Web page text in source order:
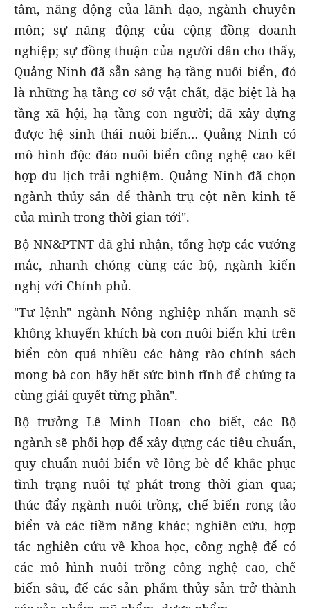
tâm, năng động của lãnh đạo, ngành chuyên
môn; sự năng động của cộng đồng doanh
nghiệp; sự đồng thuận của người dân cho thấy,
Quảng Ninh đã sẵn sàng hạ tầng nuôi biển, đó
là những hạ tầng cơ sở vật chất, đặc biệt là hạ
tầng xã hội, hạ tầng con người; đã xây dựng
được hệ sinh thái nuôi biển… Quảng Ninh có
mô hình độc đáo nuôi biển công nghệ cao kết
hợp du lịch trải nghiệm. Quảng Ninh đã chọn
ngành thủy sản để thành trụ cột nền kinh tế
của mình trong thời gian tới".
Bộ NN&PTNT đã ghi nhận, tổng hợp các vướng
mắc, nhanh chóng cùng các bộ, ngành kiến
nghị với Chính phủ.
"Tư lệnh" ngành Nông nghiệp nhấn mạnh sẽ
không khuyến khích bà con nuôi biển khi trên
biển còn quá nhiều các hàng rào chính sách
mong bà con hãy hết sức bình tĩnh để chúng ta
cùng giải quyết từng phần".
Bộ trưởng Lê Minh Hoan cho biết, các Bộ
ngành sẽ phối hợp để xây dựng các tiêu chuẩn,
quy chuẩn nuôi biển về lồng bè để khắc phục
tình trạng nuôi tự phát trong thời gian qua;
thúc đẩy ngành nuôi trồng, chế biến rong tảo
biển và các tiềm năng khác; nghiên cứu, hợp
tác nghiên cứu về khoa học, công nghệ để có
các mô hình nuôi trồng công nghệ cao, chế
biến sâu, để các sản phẩm thủy sản trở thành